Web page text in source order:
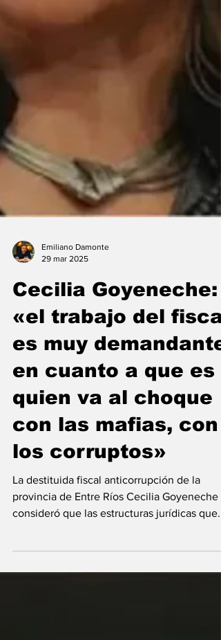
29 mar 2025
Cecilia Goyeneche:
«el trabajo del fiscal
es muy demandante
en cuanto a que es
quien va al choque
con las mafias, con
los corruptos»
La destituida fiscal anticorrupción de la
provincia de Entre Ríos Cecilia Goyeneche